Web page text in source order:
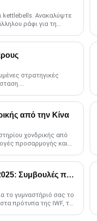
kettlebells. Ανακαλύψτε
ράφι για τη
στρατηγικές
από την Κίνα
χονδρικής από
προσαρμογής και
Λίστα ελέγχου προτύπων πινακίδας προφυλακτήρα 2025: Συμβουλές ποιότητας
το γυμναστήριό σας το
πρότυπα της IWF, την